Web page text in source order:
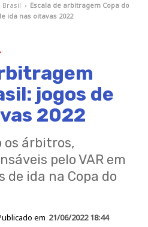
Brasil › Escala de arbitragem Copa do
ida nas oitavas 2022
jogos de
2022
os árbitros,
pelo VAR em
de ida na Copa do
em 21/06/2022 18:44